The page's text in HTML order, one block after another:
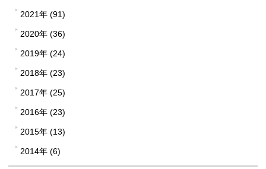
2021年 (91)
2020年 (36)
2019年 (24)
2018年 (23)
2017年 (25)
2016年 (23)
2015年 (13)
2014年 (6)